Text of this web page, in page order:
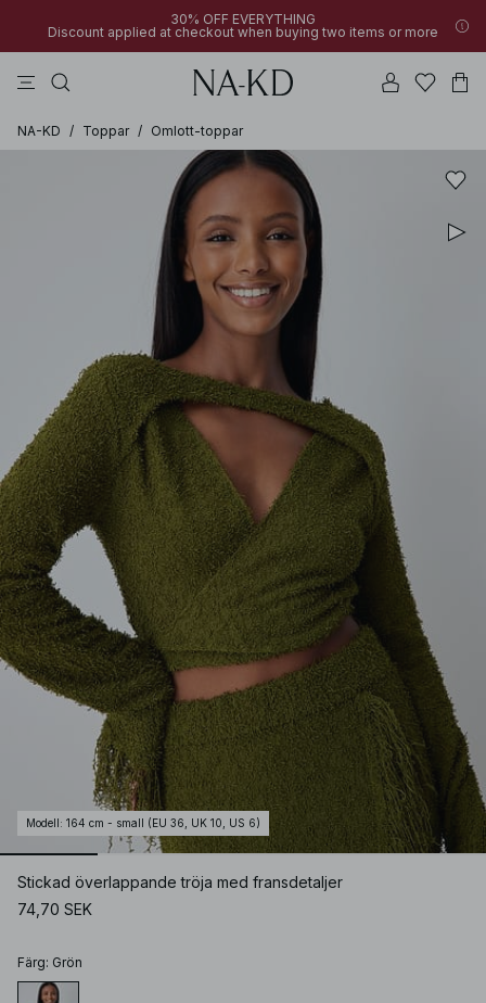
30% OFF EVERYTHING
Discount applied at checkout when buying two items or more
NA-KD / Toppar / Omlott-toppar
Modell : 164 cm - small (EU 36, UK 10, US 6)
Stickad överlappande tröja med fransdetaljer
74,70 SEK
Färg: Grön